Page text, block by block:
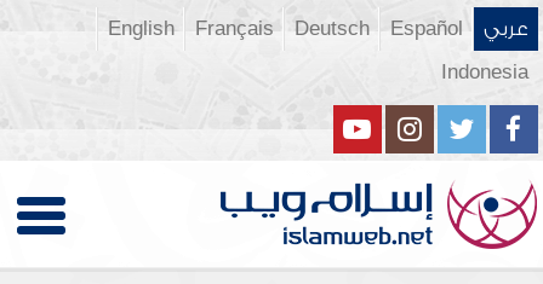
عربي Español
Deutsch
Français
English
Indonesia